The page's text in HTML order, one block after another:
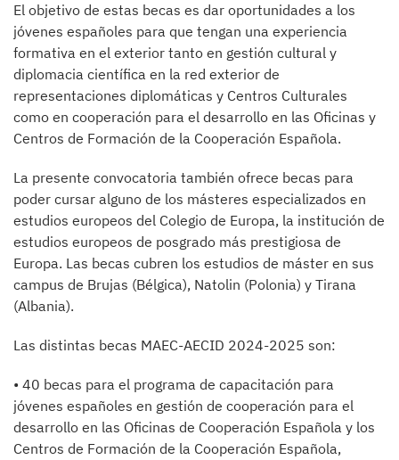
El objetivo de estas becas es dar oportunidades a los
jóvenes españoles para que tengan una experiencia
formativa en el exterior tanto en gestión cultural y
diplomacia científica en la red exterior de
representaciones diplomáticas y Centros Culturales
como en cooperación para el desarrollo en las Oficinas y
Centros de Formación de la Cooperación Española.
La presente convocatoria también ofrece becas para
poder cursar alguno de los másteres especializados en
estudios europeos del Colegio de Europa, la institución de
estudios europeos de posgrado más prestigiosa de
Europa. Las becas cubren los estudios de máster en sus
campus de Brujas (Bélgica), Natolin (Polonia) y Tirana
(Albania).
Las distintas becas MAEC-AECID 2024-2025 son:
• 40 becas para el programa de capacitación para
jóvenes españoles en gestión de cooperación para el
desarrollo en las Oficinas de Cooperación Española y los
Centros de Formación de la Cooperación Española,